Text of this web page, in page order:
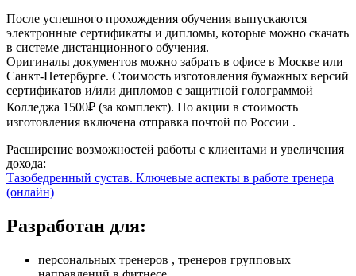
После успешного прохождения обучения выпускаются
электронные сертификаты и дипломы, которые можно скачать
в системе дистанционного обучения.
Оригиналы документов можно забрать в офисе в Москве или
Санкт-Петербурге. Стоимость изготовления бумажных версий
сертификатов и/или дипломов с защитной голограммой
Колледжа 1500₽ (за комплект). По акции в стоимость
изготовления включена отправка почтой по России .
Расширение возможностей работы с клиентами и увеличения
дохода:
Тазобедренный сустав. Ключевые аспекты в работе тренера
(онлайн)
Разработан для:
персональ­ных тренеров , тренеров групповых